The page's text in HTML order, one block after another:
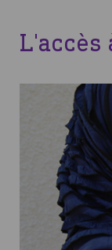
L'accès